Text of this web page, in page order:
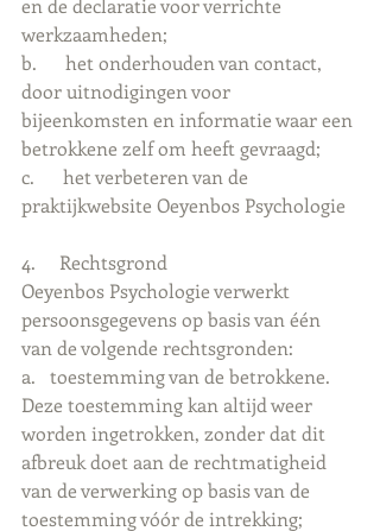
en de declaratie voor verrichte
werkzaamheden;
b.      het onderhouden van contact,
door uitnodigingen voor
bijeenkomsten en informatie waar een
betrokkene zelf om heeft gevraagd;
c.      het verbeteren van de
praktijkwebsite Oeyenbos Psychologie
4.     Rechtsgrond
Oeyenbos Psychologie verwerkt
persoonsgegevens op basis van één
van de volgende rechtsgronden:
a.   toestemming van de betrokkene.
Deze toestemming kan altijd weer
worden ingetrokken, zonder dat dit
afbreuk doet aan de rechtmatigheid
van de verwerking op basis van de
toestemming vóór de intrekking;